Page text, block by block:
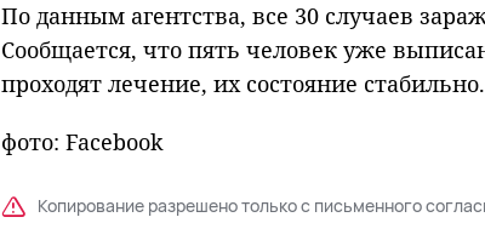
По данным агентства, все 30 случаев
Сообщается, что пять человек уже
проходят лечение, их состояние стабильно.
фото: Facebook
Копирование разрешено только с письменного